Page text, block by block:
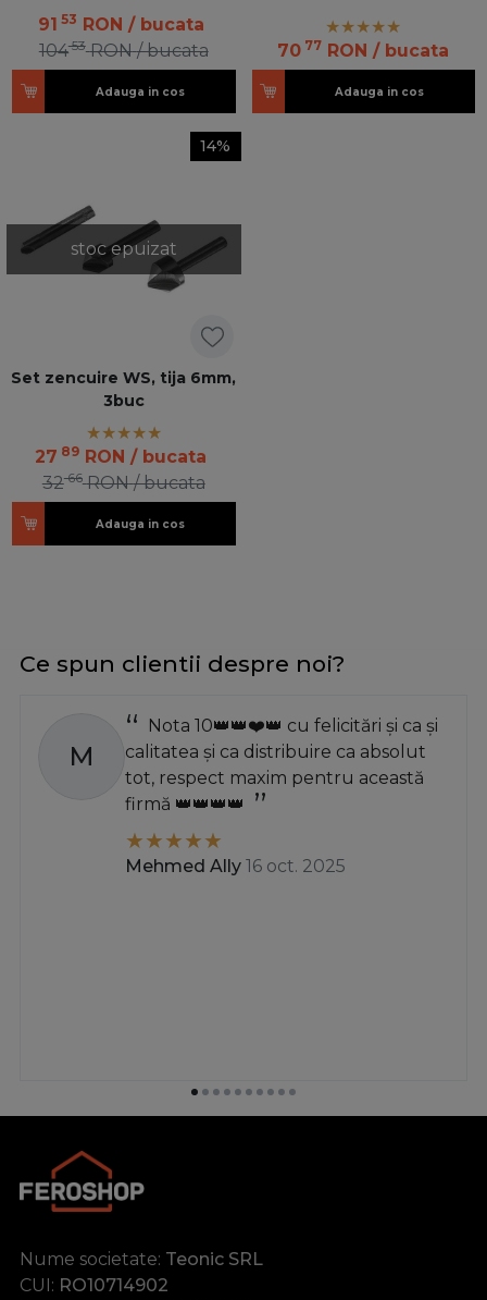
91 53 RON / bucata
10453 RON / bucata
Adauga in cos
70 77 RON / bucata
Adauga in cos
stoc epuizat
14%
Set zencuire WS, tija 6mm,
3buc
27 89 RON / bucata
3266 RON / bucata
Adauga in cos
Ce spun clientii despre noi?
M
Nota 10👑👑❤️👑 cu felicitări și ca și
calitatea și ca distribuire ca absolut
tot, respect maxim pentru această
firmă 👑👑👑👑
Mehmed Ally 16 oct. 2025
Nume societate: Teonic SRL
CUI: RO10714902